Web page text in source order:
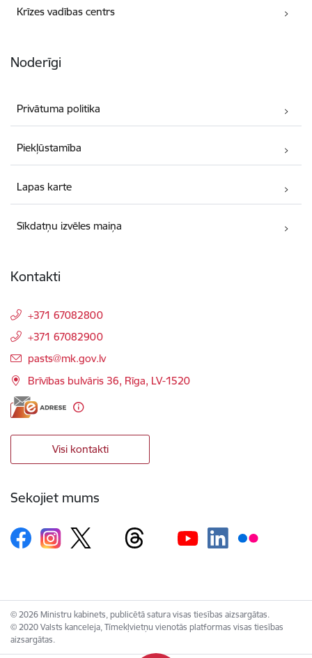
Krīzes vadības centrs
Noderīgi
Privātuma politika
Piekļūstamība
Lapas karte
Sīkdatņu izvēles maiņa
Kontakti
+371 67082800
+371 67082900
E-pasts:
pasts@mk.gov.lv
Brīvības bulvāris 36, Rīga, LV-1520
Visi kontakti
Sekojiet mums
© 2026 Ministru kabinets, publicētā satura visas tiesības aizsargātas.
© 2020 Valsts kanceleja, Tīmekļvietņu vienotās platformas visas tiesības
aizsargātas.